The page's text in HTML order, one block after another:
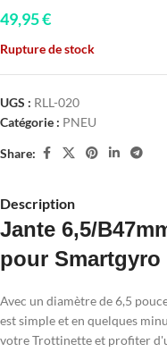
49,95€
Rupture de stock
UGS : RLL-020
Catégorie : PNEU
Share:
Description
Jante 6,5/
pour Smartgyro
Avec un diamètre de 6,5
est simple et en quelques
votre Trottinette et profiter